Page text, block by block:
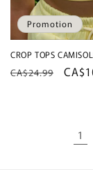
Promotion
CROP TOPS
Prix
CA$24.99
Prix
1